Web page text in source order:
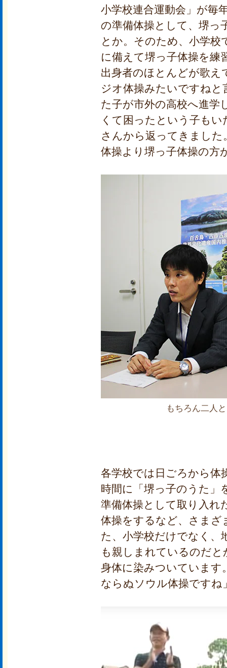
小学校連合運動会」が毎
の準備体操として、堺っ
とか。そのため、小学校
に備えて堺っ子体操を練
出身者のほとんどが歌
ジオ体操みたいですねと
た子が市外の高校へ進学
くて困ったという子も
さんから返ってきまし
体操より堺っ子体操の方
もちろん二人
各学校では日ごろから体
時間に「堺っ子のうた」
準備体操として取り入れ
体操をするなど、さまざ
た、小学校だけでなく、
も親しまれているのだ
身体に染みついています
ならぬソウル体操ですね